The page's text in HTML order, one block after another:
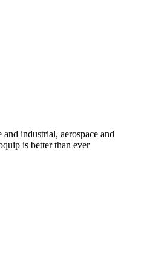
industrial, aerospace and
is better than ever